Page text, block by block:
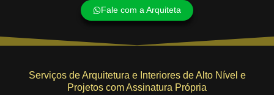
Fale com a Arquiteta
Serviços de Arquitetura e Interiores de Alto Nível e
Projetos com Assinatura Própria